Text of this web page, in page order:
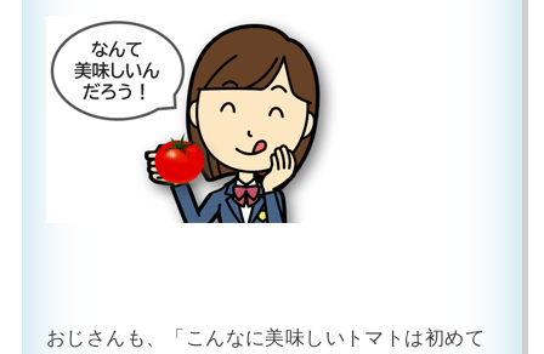
おじさんも、「こんなに美味しいトマトは初めて